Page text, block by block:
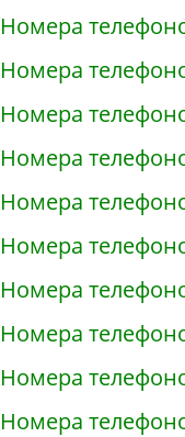
Номера
Номера
Номера
Номера
Номера
Номера
Номера
Номера
Номера
Номера